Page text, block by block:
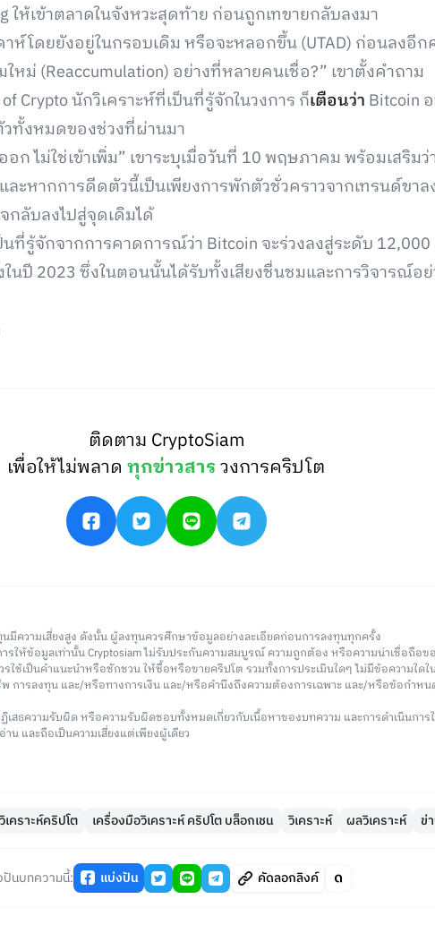
ให้เข้าตลาดในจังหวะสุดท้าย ก่อนถูกเทขายกลับลงมา
ห์โดยยังอยู่ในกรอบเดิม หรือจะหลอกขึ้น (UTAD) ก่อนลงอีก
หม่ (Reaccumulation) อย่างที่หลายคนเชื่อ?” เขาตั้งคำถาม
Crypto นักวิเคราะห์ที่เป็นที่รู้จักในวงการ ก็เตือนว่า Bitcoin
ทั้งหมดของช่วงที่ผ่านมา
ไม่ใช่เข้าเพิ่ม” เขาระบุเมื่อวันที่ 10 พฤษภาคม พร้อมเสริม
ะหากการดีดตัวนี้เป็นเพียงการพักตัวชั่วคราวจากเทรนด์ขา
ลับลงไปสู่จุดเดิมได้
นที่รู้จักจากการคาดการณ์ว่า Bitcoin จะร่วงลงสู่ระดับ
นปี 2023 ซึ่งในตอนนั้นได้รับทั้งเสียงชื่นชมและการวิจารณ์อย่
ติดตาม CryptoSiam
เพื่อให้ไม่พลาดทุกข่าวสารวงการคริปโต
นมีความเสี่ยงสูง ดังนั้น ผู้ลงทุนควรศึกษาข้อมูลอย่างละเอียดก่อนการลงทุนทุกครั้ง
ให้ข้อมูลเท่านั้น Cryptosiam ไม่รับประกันความสมบูรณ์ ความถูกต้อง หรือความน่าเชื่อถือข
รใช้เป็นคำแนะนำหรือชักชวน ให้ซื้อหรือขายคริปโต รวมทั้งการประเมินใดๆ ไม่มีข้อความใด
การลงทุน และ/หรือทางการเงิน และ/หรือคำนึงถึงความต้องการเฉพาะ และ/หรือข้อกำห
เสธความรับผิด หรือความรับผิดชอบทั้งหมดเกี่ยวกับเนื้อหาของบทความ และการดำเนินกา
น และถือเป็นความเสี่ยงแต่เพียงผู้เดียว
วิเคราะห์คริปโต เครื่องมือวิเคราะห์ คริปโต บล็อกเชน วิเคราะห์ ผลวิเคราะห์ ข่
ปันบทความนี้: แบ่งปัน คัดลอกลิงค์